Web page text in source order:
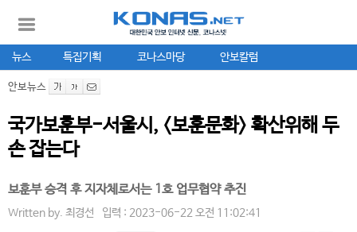
뉴스 특집기획 코나스마당 안보칼럼
안보뉴스
국가보훈부-서울시, <보훈문화> 확산위해 두
손 잡는다
보훈부 승격 후 지자체로서는 1호 업무협약 추진
Written by. 최경선 입력 : 2023-06-22 오전 11:02:41